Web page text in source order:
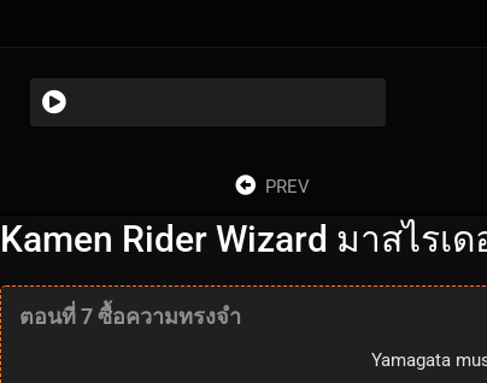
PREV
Kamen Rider Wizard มาสไรเ
ตอนที่ 7 ซื้อความทรงจำ
Yamagata